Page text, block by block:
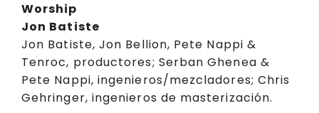
Worship
Jon Batiste
Jon Batiste, Jon Bellion, Pete Nappi &
Tenroc, productores; Serban Ghenea &
Pete Nappi, ingenieros/mezcladores; Chris
Gehringer, ingenieros de masterización.